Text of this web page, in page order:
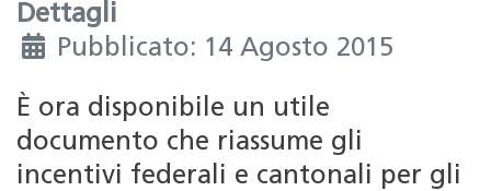
Dettagli
Pubblicato: 14 Agosto 2015
È ora disponibile un utile
documento che riassume gli
incentivi federali e cantonali per gli